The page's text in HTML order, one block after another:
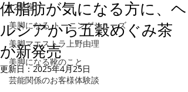
12星座
美脚になる トーニングシューズ
美脚マエストラ上野由理
美脚になる靴のこと
芸能関係のお客様体験談
体脂肪が気になる方に、ヘ
ルシアから五穀めぐみ茶
が新発売
更新日：2025年4月25日